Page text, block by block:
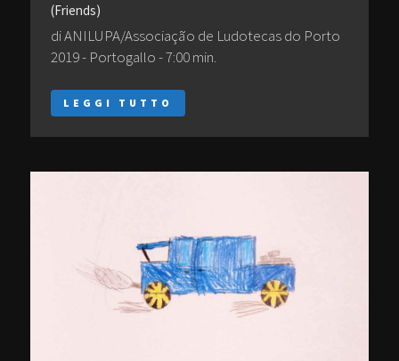
(Friends)
di ANILUPA/Associação de Ludotecas do Porto
2019 - Portogallo - 7:00 min.
LEGGI TUTTO